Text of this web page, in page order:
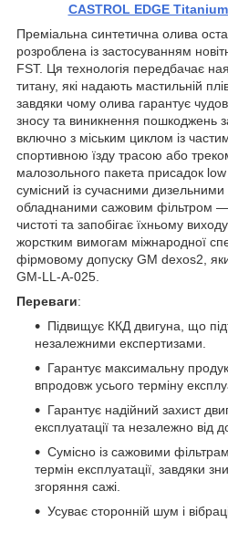
CASTROL EDGE
Преміальна синтетична олива
розроблена із застосуванням
FST. Ця технологія передбачає
титану, які надають мастильній
завдяки чому олива гарантує
зносу та виникнення пошкоджень
включно з міським циклом із
спортивною їзду трасою або
малозольного пакета присадок
сумісний із сучасними дизельними
обладнаними сажовим фільтром —
чистоті та запобігає їхньому
жорстким вимогам міжнародної
фірмовому допуску GM dexos2,
GM-LL-A-025.
Переваги:
Підвищує ККД двигуна, що
незалежними експертизами.
Гарантує максимальну
впродовж усього терміну
Гарантує надійний захист
експлуатації та незалежно від
Сумісно із сажовими
термін експлуатації, завдяки
згоряння сажі.
Усуває сторонній шум і